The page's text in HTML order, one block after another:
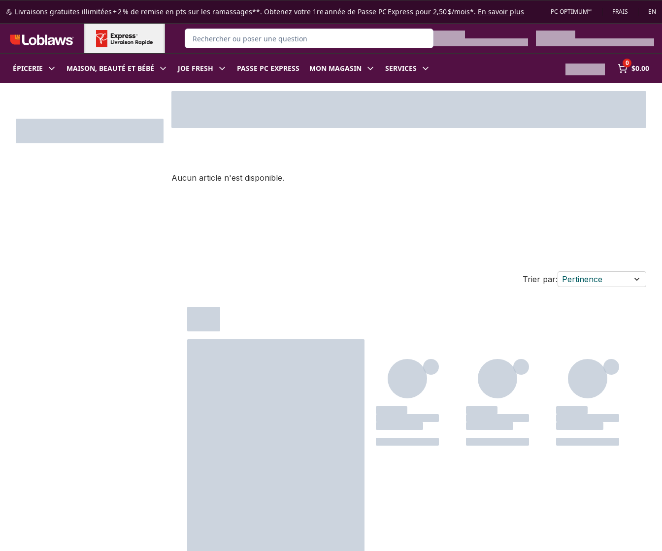
Passer au contenu principal
Passer au pied de page
💪 Livraisons gratuites illimitées + 2 % de remise en pts sur les ramassages**. Obtenez votre 1re année de Passe PC Express pour 2,50 $/mois*. En savoir plus PC OPTIMUM🅪 FRAIS EN
Rechercher des produits
ÉPICERIE MAISON, BEAUTÉ ET BÉBÉ JOE FRESH PASSE PC EXPRESS MON MAGASIN SERVICES
0
$0.00
Aucun article n'est disponible.
Trier par: Pertinence